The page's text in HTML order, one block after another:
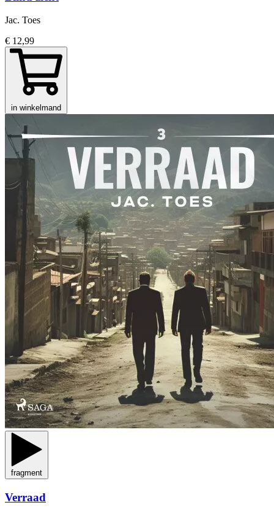
Jac. Toes
€ 12,99
in winkelmand
fragment
Verraad